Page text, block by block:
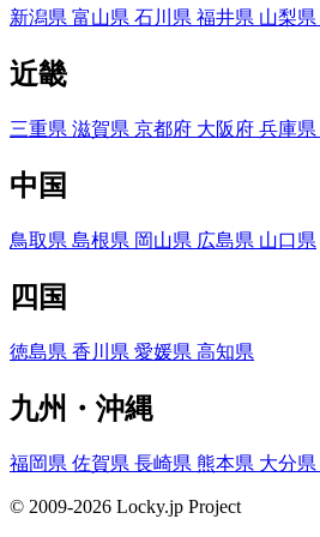
新潟県 富山県 石川県 福井県 山梨県
近畿
三重県 滋賀県 京都府 大阪府 兵庫県
中国
鳥取県 島根県 岡山県 広島県 山口県
四国
徳島県 香川県 愛媛県 高知県
九州・沖縄
福岡県 佐賀県 長崎県 熊本県 大分県
© 2009-2026 Locky.jp Project